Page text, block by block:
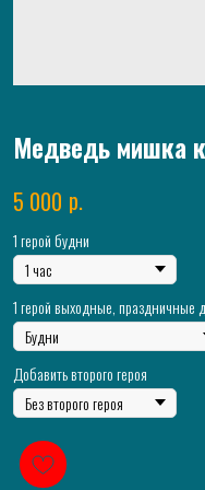
Медведь мишка
5 000 р.
1 герой будни
1 герой выходные, праздничные
Добавить второго героя